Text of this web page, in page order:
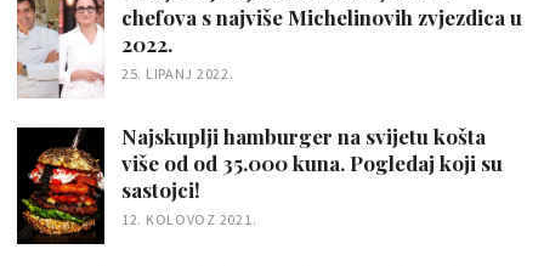
chefova s najviše Michelinovih zvjezdica u
2022.
25. LIPANJ 2022.
Najskuplji hamburger na svijetu košta
više od od 35.000 kuna. Pogledaj koji su
sastojci!
12. KOLOVOZ 2021.